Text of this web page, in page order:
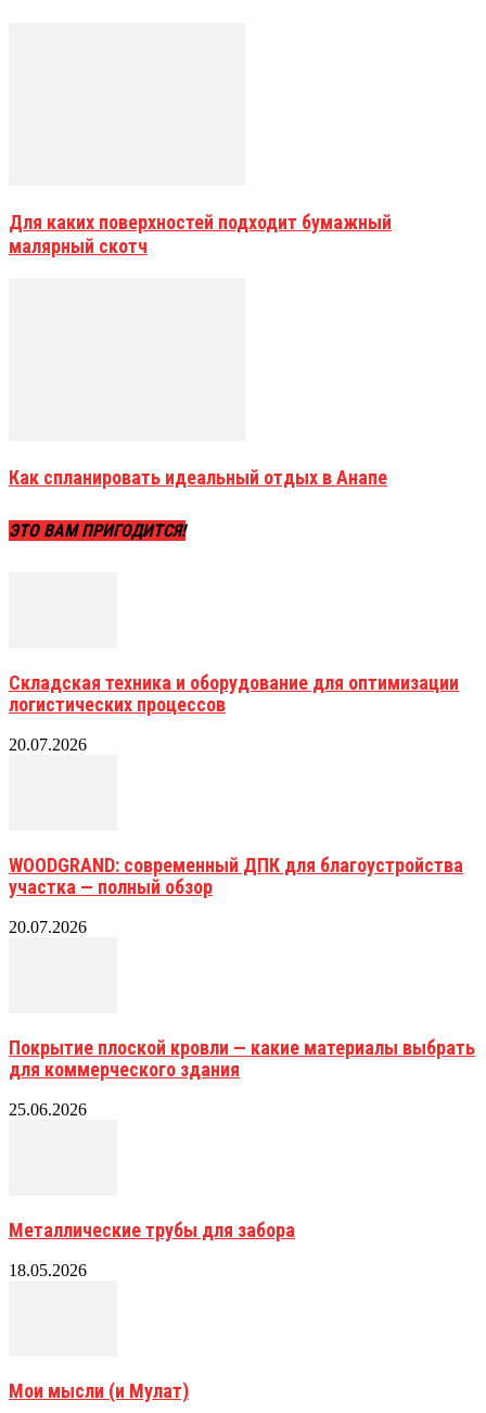
Для каких поверхностей подходит бумажный
малярный скотч
Как спланировать идеальный отдых в Анапе
ЭТО ВАМ ПРИГОДИТСЯ!
Складская техника и оборудование для оптимизации
логистических процессов
20.07.2026
WOODGRAND: современный ДПК для благоустройства
участка — полный обзор
20.07.2026
Покрытие плоской кровли — какие материалы выбрать
для коммерческого здания
25.06.2026
Металлические трубы для забора
18.05.2026
Мои мысли (и Мулат)